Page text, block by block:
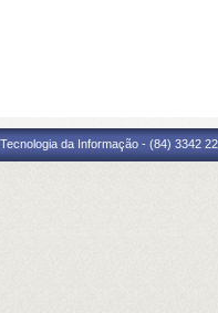
da Informação - (84) 3342